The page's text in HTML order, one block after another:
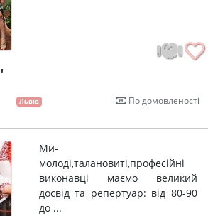
Львів По домовленості
Ми-
молоді,талановиті,професійні
виконавці маємо великий
досвід та репертуар: від 80-90
до ...